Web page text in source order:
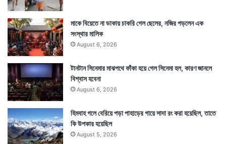
মাকে বিয়েতে না ডাকায় চাকরি গেল ছেলের, নজির গড়লেন এক
সংস্থার মালিক
August 6, 2026
টানটান সিনেমার মাঝপথে ফাঁকা হয়ে গেল সিনেমা হল, কারণ জানলে
বিশ্বাস হবেনা
August 6, 2026
হিমবাহ গলে বেরিয়ে পড়া পাহাড়ের গায়ে সাদা রং করা হয়েছিল, তাতে
কি উপকার হয়েছিল
August 5, 2026